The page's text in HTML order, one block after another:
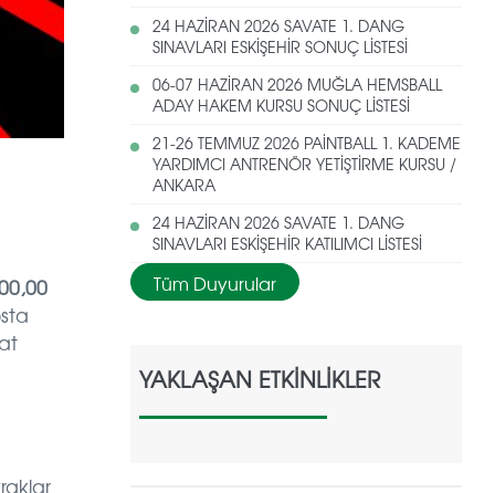
24 HAZİRAN 2026 SAVATE 1. DANG
SINAVLARI ESKİŞEHİR SONUÇ LİSTESİ
06-07 HAZİRAN 2026 MUĞLA HEMSBALL
ADAY HAKEM KURSU SONUÇ LİSTESİ
21-26 TEMMUZ 2026 PAİNTBALL 1. KADEME
YARDIMCI ANTRENÖR YETİŞTİRME KURSU /
ANKARA
24 HAZİRAN 2026 SAVATE 1. DANG
SINAVLARI ESKİŞEHİR KATILIMCI LİSTESİ
Tüm Duyurular
YAKLAŞAN ETKİNLİKLER